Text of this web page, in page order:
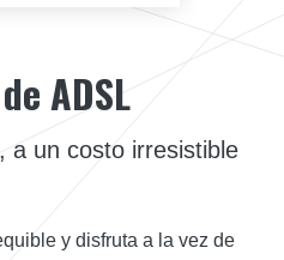
ADSL
a un costo irresistible
y disfruta a la vez de